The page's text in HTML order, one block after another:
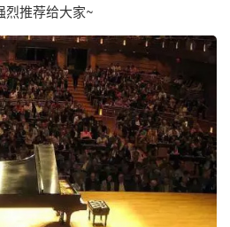
烈推荐给大家~